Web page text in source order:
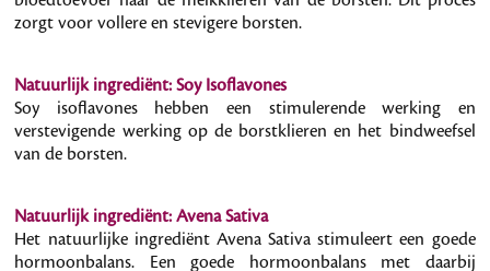
zorgt voor vollere en stevigere borsten.
Natuurlijk ingrediënt: Soy Isoflavones
Soy isoflavones hebben een stimulerende werking en
verstevigende werking op de borstklieren en het bindweefsel
van de borsten.
Natuurlijk ingrediënt: Avena Sativa
Het natuurlijke ingrediënt Avena Sativa stimuleert een goede
hormoonbalans. Een goede hormoonbalans met daarbij